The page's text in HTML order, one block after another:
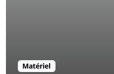
Matériel